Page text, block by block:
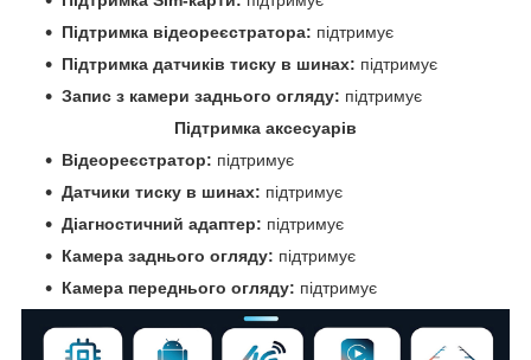
Підтримка відеореєстратора: підтримує
Підтримка датчиків тиску в шинах: підтримує
Запис з камери заднього огляду: підтримує
Підтримка аксесуарів
Відеореєстратор: підтримує
Датчики тиску в шинах: підтримує
Діагностичний адаптер: підтримує
Камера заднього огляду: підтримує
Камера переднього огляду: підтримує